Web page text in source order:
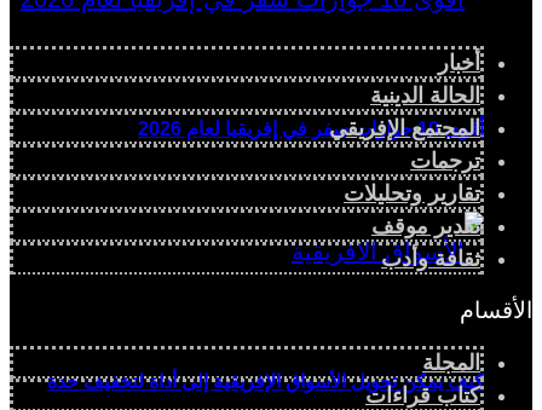
أقوى 10 جوازات سفر في إفريقيا لعام 2026
كيف يمكن تحويل الأسواق الإفريقية إلى أداة لتخفيف حدة
أخبار
الحالة الدينية
المجتمع الإفريقي
ترجمات
تقارير وتحليلات
تقدير موقف
ثقافة وأدب
الأقسام
المجلة
كتاب قراءات